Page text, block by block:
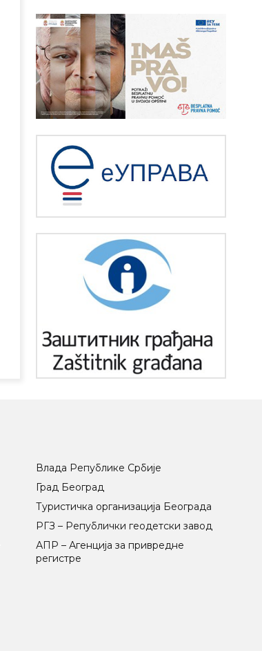
Влада Републике Србије
Град Београд
Туристичка организација Београда
РГЗ – Републички геодетски завод
АПР – Агенција за привредне
регистре